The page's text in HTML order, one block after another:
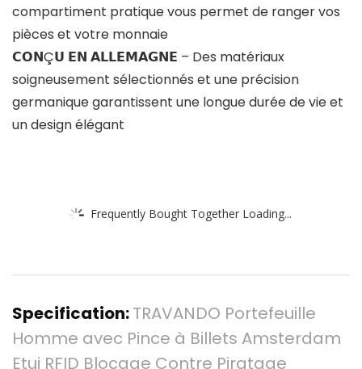
compartiment pratique vous permet de ranger vos
pièces et votre monnaie
𝗖𝗢𝗡Ç𝗨 𝗘𝗡 𝗔𝗟𝗟𝗘𝗠𝗔𝗚𝗡𝗘 – Des matériaux
soigneusement sélectionnés et une précision
germanique garantissent une longue durée de vie et
un design élégant
Frequently Bought Together Loading...
Specification:TRAVANDO Portefeuille
Homme avec Pince à Billets Amsterdam
Etui RFID Blocage Contre Piratage